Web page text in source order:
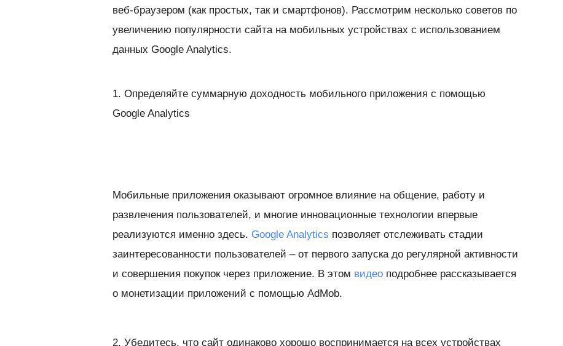
веб-браузером (как простых, так и смартфонов). Рассмотрим несколько советов по
увеличению популярности сайта на мобильных устройствах с использованием
данных Google Analytics.
1. Определяйте суммарную доходность мобильного приложения с помощью
Google Analytics
Мобильные приложения оказывают огромное влияние на общение, работу и
развлечения пользователей, и многие инновационные технологии впервые
реализуются именно здесь. Google Analytics позволяет отслеживать стадии
заинтересованности пользователей – от первого запуска до регулярной активности
и совершения покупок через приложение. В этом видео подробнее рассказывается
о монетизации приложений с помощью AdMob.
2. Убедитесь, что сайт одинаково хорошо воспринимается на всех устройствах